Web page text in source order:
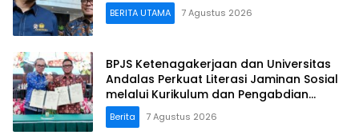
BERITA UTAMA 7 Agustus 2026
BPJS Ketenagakerjaan dan Universitas
Andalas Perkuat Literasi Jaminan Sosial
melalui Kurikulum dan Pengabdian
Masyarakat
Berita 7 Agustus 2026